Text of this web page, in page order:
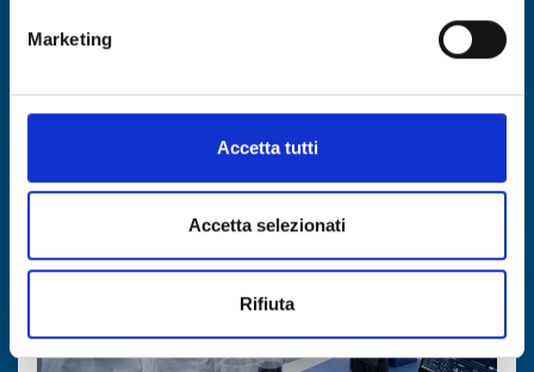
Marketing
Accetta tutti
Accetta selezionati
Rifiuta
DISCOVER MORE →